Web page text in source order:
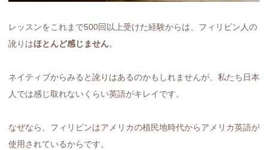
レッスンをこれまで500回以上受けた経験からは、フィリピン人の
訛りはほとんど感じません。
ネイティブからみると訛りはあるのかもしれませんが、私たち日本
人では感じ取れないくらい英語がキレイです。
なぜなら、フィリピンはアメリカの植民地時代からアメリカ英語が
使用されているからです。